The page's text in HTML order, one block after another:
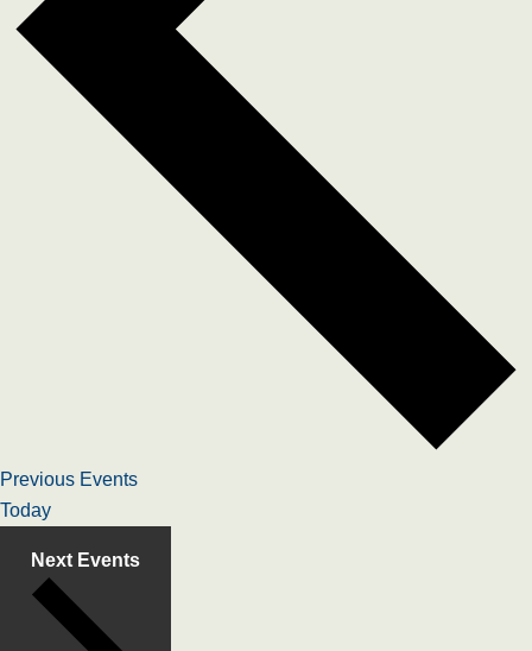
Previous Events
Today
Next Events